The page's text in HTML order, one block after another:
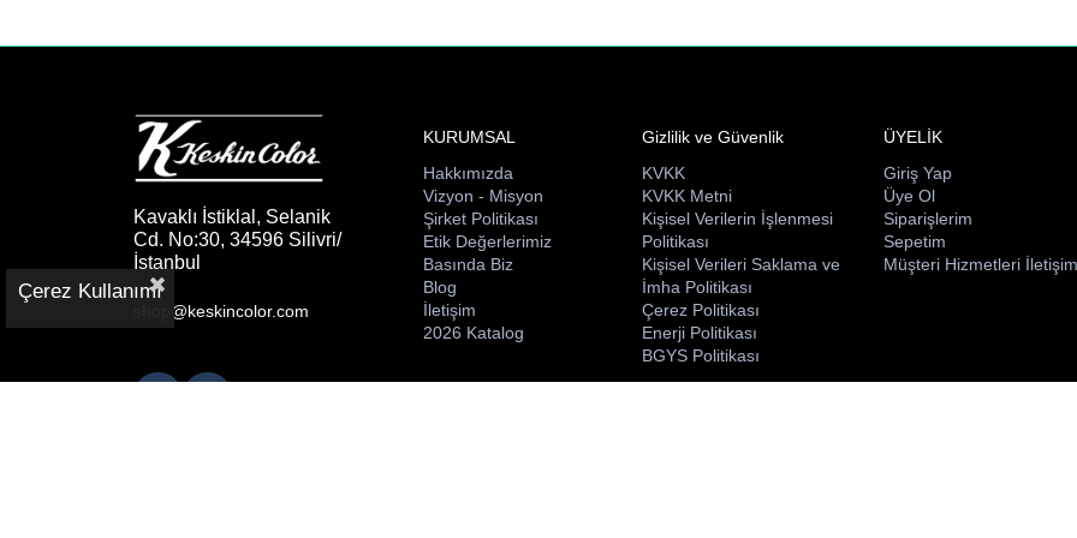
Kavaklı İstiklal, Selanik
Cd. No:30, 34596 Silivri/
İstanbul
shop@keskincolor.com
KURUMSAL
Hakkımızda
Vizyon - Misyon
Şirket Politikası
Etik Değerlerimiz
Basında Biz
Blog
İletişim
2026 Katalog
Gizlilik ve Güvenlik
KVKK
KVKK Metni
Kişisel Verilerin İşlenmesi
Politikası
Kişisel Verileri Saklama ve
İmha Politikası
Çerez Politikası
Enerji Politikası
BGYS Politikası
ÜYELİK
Giriş Yap
Üye Ol
Siparişlerim
Sepetim
Müşteri Hizmetleri İletişim
Çerez Kullanımı